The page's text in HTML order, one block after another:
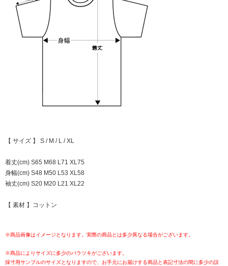
【 サイズ 】 S / M / L / XL
着丈(cm) S65 M68 L71 XL75
身幅(cm) S48 M50 L53 XL58
袖丈(cm) S20 M20 L21 XL22
【 素材 】コットン
※商品画像はイメージとなります。実際の商品とは多少異なる場合がございます。
※商品によりサイズに多少のバラツキがございます。
採寸用サンプルのサイズとなりますので、お手元にお届けする商品と表記寸法の間に多少の誤